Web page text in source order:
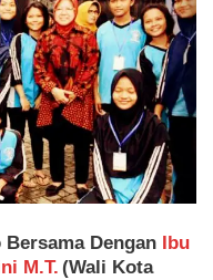
Dengan
Ibu
M.T. (Wali Kota